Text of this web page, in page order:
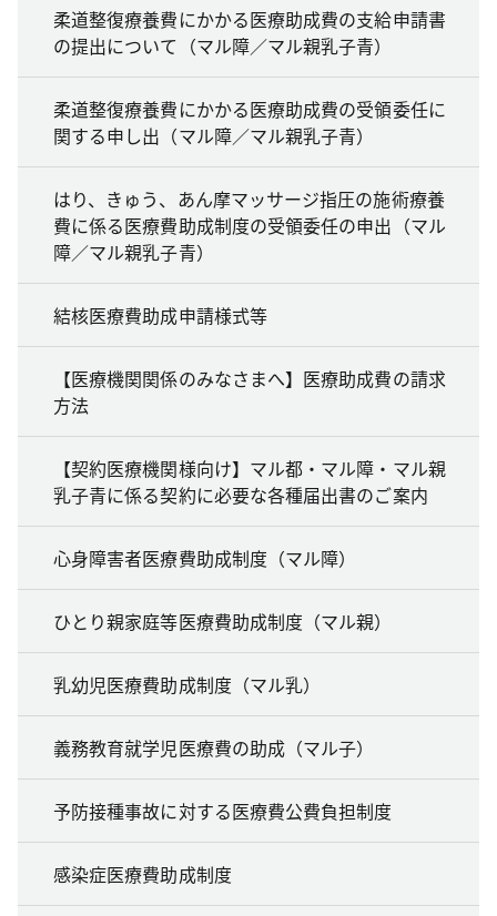
柔道整復療養費にかかる医療助成費の支給申請書
の提出について（マル障／マル親乳子青）
柔道整復療養費にかかる医療助成費の受領委任に
関する申し出（マル障／マル親乳子青）
はり、きゅう、あん摩マッサージ指圧の施術療養
費に係る医療費助成制度の受領委任の申出（マル
障／マル親乳子青）
結核医療費助成申請様式等
【医療機関関係のみなさまへ】医療助成費の請求
方法
【契約医療機関様向け】マル都・マル障・マル親
乳子青に係る契約に必要な各種届出書のご案内
心身障害者医療費助成制度（マル障）
ひとり親家庭等医療費助成制度（マル親）
乳幼児医療費助成制度（マル乳）
義務教育就学児医療費の助成（マル子）
予防接種事故に対する医療費公費負担制度
感染症医療費助成制度